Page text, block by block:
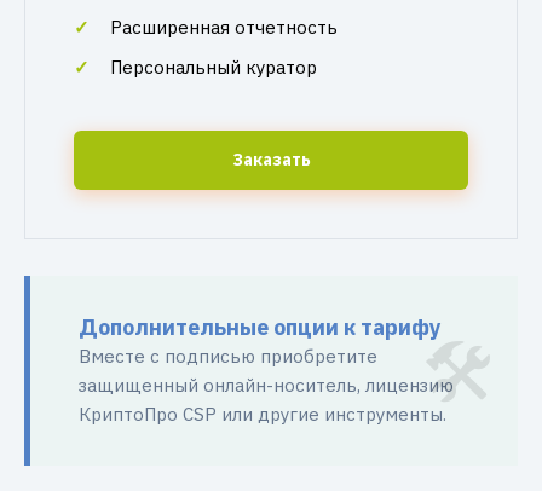
Расширенная отчетность
Персональный куратор
Заказать
Дополнительные опции к тарифу
Вместе с подписью приобретите
защищенный онлайн-носитель, лицензию
КриптоПро CSP или другие инструменты.